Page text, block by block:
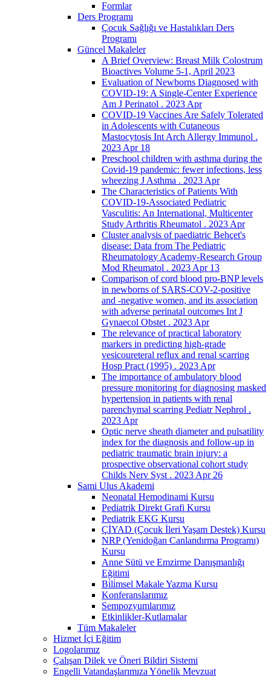
Formlar
Ders Programı
Çocuk Sağlığı ve Hastalıkları Ders
Programı
Güncel Makaleler
A Brief Overview: Breast Milk Colostrum
Bioactives Volume 5-1, April 2023
Evaluation of Newborns Diagnosed with
COVID-19: A Single-Center Experience
Am J Perinatol . 2023 Apr
COVID-19 Vaccines Are Safely Tolerated
in Adolescents with Cutaneous
Mastocytosis Int Arch Allergy Immunol .
2023 Apr 18
Preschool children with asthma during the
Covid-19 pandemic: fewer infections, less
wheezing J Asthma . 2023 Apr
The Characteristics of Patients With
COVID-19-Associated Pediatric
Vasculitis: An International, Multicenter
Study Arthritis Rheumatol . 2023 Apr
Cluster analysis of paediatric Behçet's
disease: Data from The Pediatric
Rheumatology Academy-Research Group
Mod Rheumatol . 2023 Apr 13
Comparison of cord blood pro-BNP levels
in newborns of SARS-COV-2-positive
and -negative women, and its association
with adverse perinatal outcomes Int J
Gynaecol Obstet . 2023 Apr
The relevance of practical laboratory
markers in predicting high-grade
vesicoureteral reflux and renal scarring
Hosp Pract (1995) . 2023 Apr
The importance of ambulatory blood
pressure monitoring for diagnosing masked
hypertension in patients with renal
parenchymal scarring Pediatr Nephrol .
2023 Apr
Optic nerve sheath diameter and pulsatility
index for the diagnosis and follow-up in
pediatric traumatic brain injury: a
prospective observational cohort study
Childs Nerv Syst . 2023 Apr 26
Sami Ulus Akademi
Neonatal Hemodinami Kursu
Pediatrik Direkt Grafi Kursu
Pediatrik EKG Kursu
ÇİYAD (Çocuk İleri Yaşam Destek) Kursu
NRP (Yenidoğan Canlandırma Programı)
Kursu
Anne Sütü ve Emzirme Danışmanlığı
Eğitimi
Bi̇li̇msel Makale Yazma Kursu
Konferanslarımız
Sempozyumlarımız
Etkinlikler-Kutlamalar
Tüm Makaleler
Hizmet İçi Eğitim
Logolarımız
Çalışan Dilek ve Öneri Bildiri Sistemi
Engelli Vatandaşlarımıza Yönelik Mevzuat